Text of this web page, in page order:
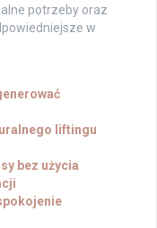
potrzeby oraz
w
liftingu
bez użycia